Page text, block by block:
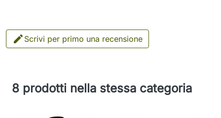
 Scrivi per primo una recensione
8 prodotti nella stessa categoria